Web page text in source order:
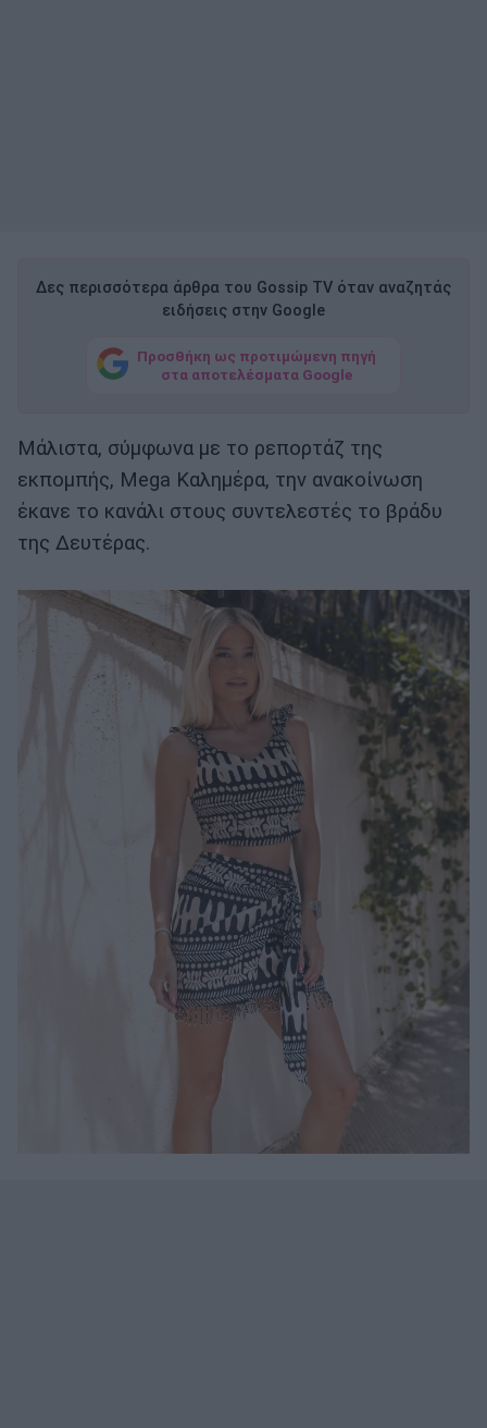
Δες περισσότερα άρθρα του Gossip TV όταν αναζητάς
ειδήσεις στην Google
Προσθήκη ως προτιμώμενη πηγή
στα αποτελέσματα Google
Μάλιστα, σύμφωνα με το ρεπορτάζ της
εκπομπής, Mega Καλημέρα, την ανακοίνωση
έκανε το κανάλι στους συντελεστές το βράδυ
της Δευτέρας.